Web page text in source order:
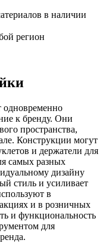
в наличии
регион
одновременно
к бренду. Они
пространства,
Конструкции могут
и держатели для
самых разных
дизайну
стиль и усиливает
в
и в розничных
и функциональность
для